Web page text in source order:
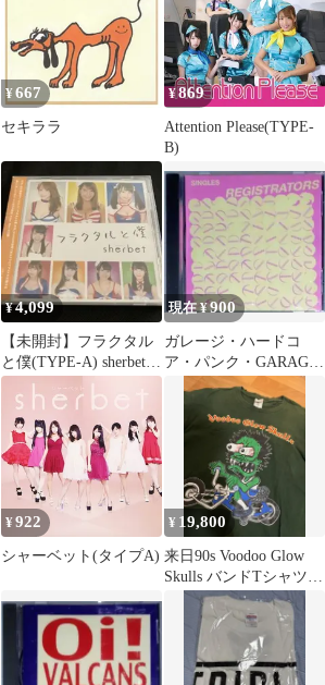
¥667
セキララ
¥869
Attention Please(TYPE-
B)
¥4,099
【未開封】フラクタル
と僕(TYPE-A) sherbet
シャーベット CD
現在 ¥900
ガレージ・ハードコ
ア・パンク・GARAGE,
PUNK, HARDCORE
¥922
シャーベット(タイプA)
¥ 19,800
来日90s Voodoo Glow
Skulls バンドTシャツ
グリーン XL